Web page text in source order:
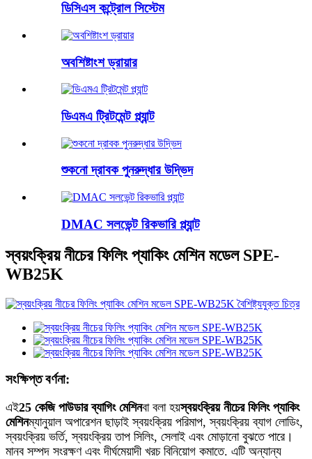
ডিসিএস কন্ট্রোল সিস্টেম
অবশিষ্টাংশ ড্রায়ার
ডিএমএ ট্রিটমেন্ট প্ল্যান্ট
শুকনো দ্রাবক পুনরুদ্ধার উদ্ভিদ
DMAC সলভেন্ট রিকভারি প্ল্যান্ট
স্বয়ংক্রিয় নীচের ফিলিং প্যাকিং মেশিন মডেল SPE-
WB25K
সংক্ষিপ্ত বর্ণনা:
এই25 কেজি পাউডার ব্যাগিং মেশিনবা বলা হয়স্বয়ংক্রিয় নীচের ফিলিং প্যাকিং
মেশিনম্যানুয়াল অপারেশন ছাড়াই স্বয়ংক্রিয় পরিমাপ, স্বয়ংক্রিয় ব্যাগ লোডিং,
স্বয়ংক্রিয় ভর্তি, স্বয়ংক্রিয় তাপ সিলিং, সেলাই এবং মোড়ানো বুঝতে পারে।
মানব সম্পদ সংরক্ষণ এবং দীর্ঘমেয়াদী খরচ বিনিয়োগ কমাতে. এটি অন্যান্য